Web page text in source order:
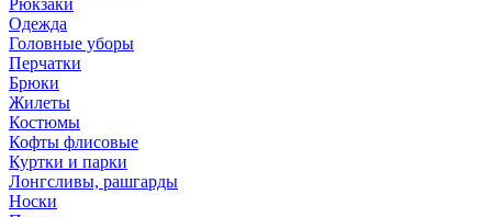
Рюкзаки
Одежда
Головные уборы
Перчатки
Брюки
Жилеты
Костюмы
Кофты флисовые
Куртки и парки
Лонгсливы, рашгарды
Носки